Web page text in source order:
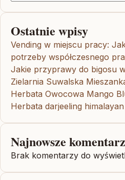
Ostatnie wpisy
Vending w miejscu pracy:
potrzeby współczesnego
Jakie przyprawy do bigosu
Zielarnia Suwalska
Herbata Owocowa Mango
Herbata darjeeling
Najnowsze
Brak komentarzy do